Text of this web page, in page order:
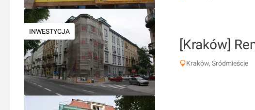
INWESTYCJA
[Kraków]
Kraków, Śródmieście